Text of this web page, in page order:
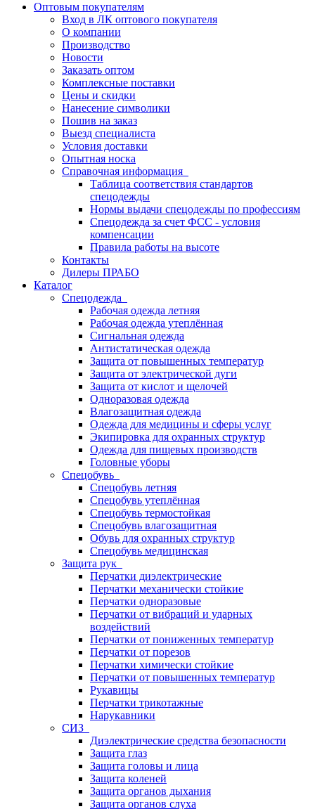
Оптовым покупателям
Вход в ЛК оптового покупателя
О компании
Производство
Новости
Заказать оптом
Комплексные поставки
Цены и скидки
Нанесение символики
Пошив на заказ
Выезд специалиста
Условия доставки
Опытная носка
Справочная информация
Таблица соответствия стандартов
спецодежды
Нормы выдачи спецодежды по профессиям
Спецодежда за счет ФСС - условия
компенсации
Правила работы на высоте
Контакты
Дилеры ПРАБО
Каталог
Спецодежда
Рабочая одежда летняя
Рабочая одежда утеплённая
Сигнальная одежда
Антистатическая одежда
Защита от повышенных температур
Защита от электрической дуги
Защита от кислот и щелочей
Одноразовая одежда
Влагозащитная одежда
Одежда для медицины и сферы услуг
Экипировка для охранных структур
Одежда для пищевых производств
Головные уборы
Спецобувь
Спецобувь летняя
Спецобувь утеплённая
Спецобувь термостойкая
Спецобувь влагозащитная
Обувь для охранных структур
Спецобувь медицинская
Защита рук
Перчатки диэлектрические
Перчатки механически стойкие
Перчатки одноразовые
Перчатки от вибраций и ударных
воздействий
Перчатки от пониженных температур
Перчатки от порезов
Перчатки химически стойкие
Перчатки от повышенных температур
Рукавицы
Перчатки трикотажные
Нарукавники
СИЗ
Диэлектрические средства безопасности
Защита глаз
Защита головы и лица
Защита коленей
Защита органов дыхания
Защита органов слуха